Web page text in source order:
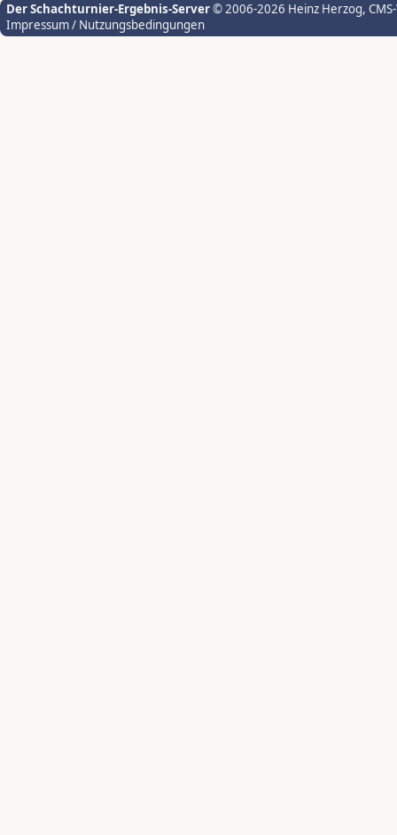
Der Schachturnier-Ergebnis-Server© 2006-2026 Heinz Herzog,
Impressum / Nutzungsbedingungen